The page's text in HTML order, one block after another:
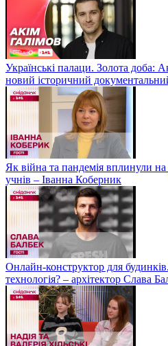
Українські палаци. Золота доба:
новий історичний
Як війна та пандемія вплинули на
учнів – Іванна Коберник
Онлайн-конструктор для
технологія? – архітектор Слава